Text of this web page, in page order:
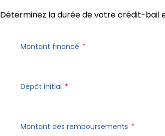
Déterminez la durée de votre crédit-
Montant financé *
Dépôt initial *
Montant des remboursements *